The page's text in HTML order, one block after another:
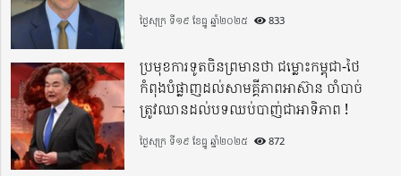
ថ្ងៃសុក្រ ទី១៩ ខែធ្នូ ឆ្នាំ២០២៥ 833
ប្រមុខការទូតចិនព្រមានថា ជម្លោះកម្ពុជា-ថៃ
កំពុងបំផ្លាញដល់សាមគ្គីភាពអាស៊ាន ចាំបាច់
ត្រូវឈានដល់បទឈប់បាញ់ជាអាទិភាព !
ថ្ងៃសុក្រ ទី១៩ ខែធ្នូ ឆ្នាំ២០២៥ 872